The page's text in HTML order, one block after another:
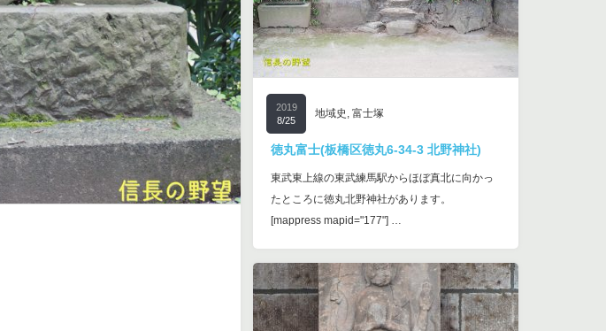
2019
8/25
地域史 , 富士塚
徳丸富士(板橋区徳丸6-34-3 北野神社)
東武東上線の東武練馬駅からほぼ真北に向かっ
たところに徳丸北野神社があります。
[mappress mapid="177"] …